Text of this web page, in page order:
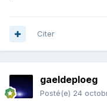
Citer
gaeldeploeg
Posté(e) 24